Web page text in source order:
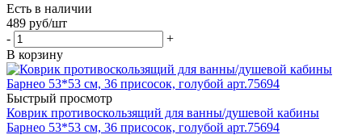
Есть в наличии
489 руб/шт
-
+
В корзину
Быстрый просмотр
Коврик противоскользящий для ванны/душевой кабины
Барнео 53*53 см, 36 присосок, голубой арт.75694